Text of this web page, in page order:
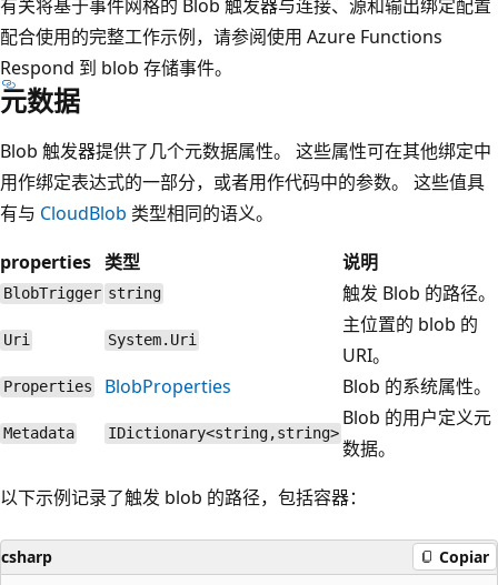
有关将基于事件网格的 Blob 触发器与连接、源和输出绑定配置
配合使用的完整工作示例，请参阅使用 Azure Functions
Respond 到 blob 存储事件。
元数据
Blob 触发器提供了几个元数据属性。 这些属性可在其他绑定中
用作绑定表达式的一部分，或者用作代码中的参数。 这些值具
有与 CloudBlob 类型相同的语义。
properties 类型 说明
BlobTrigger string 触发 Blob 的路径。
Uri System.Uri
主位置的 blob 的
URI。
Properties BlobProperties Blob 的系统属性。
Metadata IDictionary<string,string>
Blob 的用户定义元
数据。
以下示例记录了触发 blob 的路径，包括容器：
csharp Copiar